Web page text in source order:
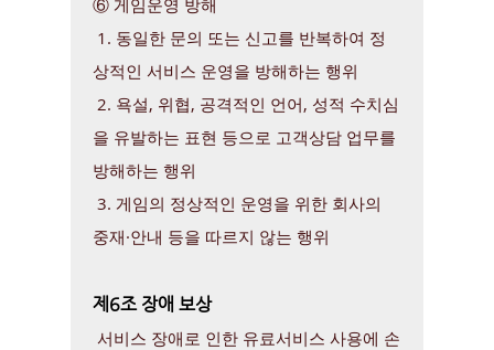
⑥ 게임운영 방해
1. 동일한 문의 또는 신고를 반복하여 정
상적인 서비스 운영을 방해하는 행위
2. 욕설, 위협, 공격적인 언어, 성적 수치심
을 유발하는 표현 등으로 고객상담 업무를
방해하는 행위
3. 게임의 정상적인 운영을 위한 회사의
중재·안내 등을 따르지 않는 행위
제6조 장애 보상
서비스 장애로 인한 유료서비스 사용에 손